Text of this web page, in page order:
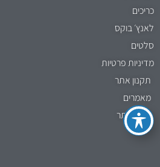
כריכים
לאנץ׳ בוקס
סלטים
מדיניות פרטיות
תקנון אתר
מאמרים
מפת אתר